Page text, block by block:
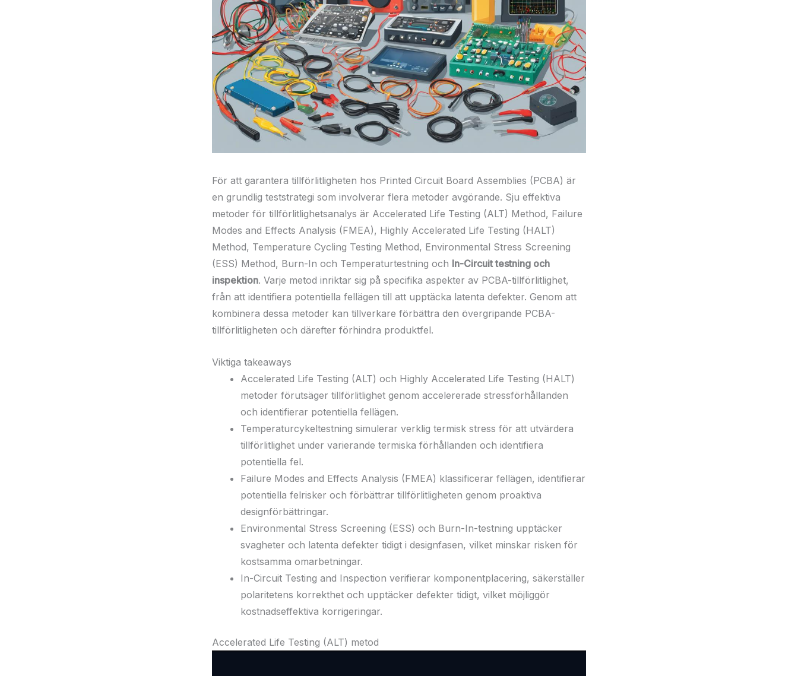
För att garantera tillförlitligheten hos Printed Circuit Board Assemblies (PCBA) är
en grundlig teststrategi som involverar flera metoder avgörande. Sju effektiva
metoder för tillförlitlighetsanalys är Accelerated Life Testing (ALT) Method, Failure
Modes and Effects Analysis (FMEA), Highly Accelerated Life Testing (HALT)
Method, Temperature Cycling Testing Method, Environmental Stress Screening
(ESS) Method, Burn-In och Temperaturtestning och In-Circuit testning och
inspektion. Varje metod inriktar sig på specifika aspekter av PCBA-tillförlitlighet,
från att identifiera potentiella fellägen till att upptäcka latenta defekter. Genom att
kombinera dessa metoder kan tillverkare förbättra den övergripande PCBA-
tillförlitligheten och därefter förhindra produktfel.
Viktiga takeaways
Accelerated Life Testing (ALT) och Highly Accelerated Life Testing (HALT)
metoder förutsäger tillförlitlighet genom accelererade stressförhållanden
och identifierar potentiella fellägen.
Temperaturcykeltestning simulerar verklig termisk stress för att utvärdera
tillförlitlighet under varierande termiska förhållanden och identifiera
potentiella fel.
Failure Modes and Effects Analysis (FMEA) klassificerar fellägen, identifierar
potentiella felrisker och förbättrar tillförlitligheten genom proaktiva
designförbättringar.
Environmental Stress Screening (ESS) och Burn-In-testning upptäcker
svagheter och latenta defekter tidigt i designfasen, vilket minskar risken för
kostsamma omarbetningar.
In-Circuit Testing and Inspection verifierar komponentplacering, säkerställer
polaritetens korrekthet och upptäcker defekter tidigt, vilket möjliggör
kostnadseffektiva korrigeringar.
Accelerated Life Testing (ALT) metod